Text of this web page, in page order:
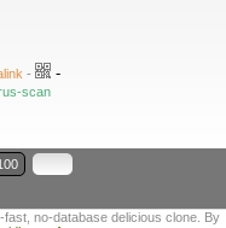
- -
scan
no-database delicious clone. By